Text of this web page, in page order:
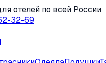
отелей по всей России
32-69